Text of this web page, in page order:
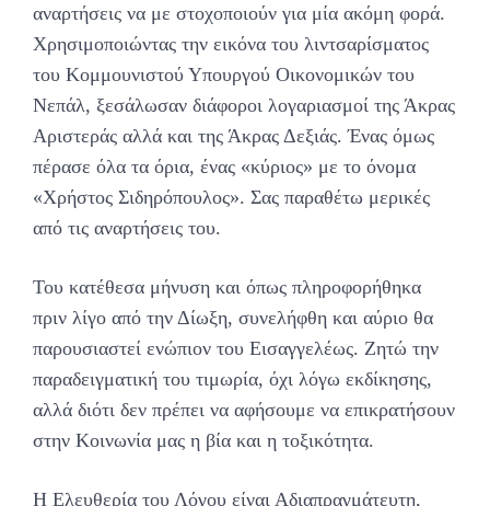
αναρτήσεις να με στοχοποιούν για μία ακόμη φορά.
Χρησιμοποιώντας την εικόνα του λιντσαρίσματος
του Κομμουνιστού Υπουργού Οικονομικών του
Νεπάλ, ξεσάλωσαν διάφοροι λογαριασμοί της Άκρας
Αριστεράς αλλά και της Άκρας Δεξιάς. Ένας όμως
πέρασε όλα τα όρια, ένας «κύριος» με το όνομα
«Χρήστος Σιδηρόπουλος». Σας παραθέτω μερικές
από τις αναρτήσεις του.
Του κατέθεσα μήνυση και όπως πληροφορήθηκα
πριν λίγο από την Δίωξη, συνελήφθη και αύριο θα
παρουσιαστεί ενώπιον του Εισαγγελέως. Ζητώ την
παραδειγματική του τιμωρία, όχι λόγω εκδίκησης,
αλλά διότι δεν πρέπει να αφήσουμε να επικρατήσουν
στην Κοινωνία μας η βία και η τοξικότητα.
Η Ελευθερία του Λόγου είναι Αδιαπραγμάτευτη,